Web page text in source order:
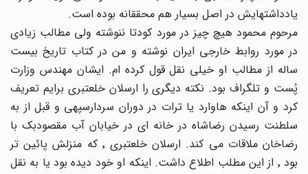
یادداشتهایش در اصل بسیار هم محققانه بوده است.
مرحوم محمود هیچ چیز در مورد کودتا ننوشته ولی مطالب زیادی
در مورد روابط خارجی ایران نوشته و من در کتاب تاریخ بیست
ساله از مطالب او خیلی نقل قول کرده ام. ایشان مهندس وزارت
پُست و تلگراف بود. نکته دیگری را ارسلان خلعتبری برایم تعریف
کرد و آن اینکه هاوارد یا ترات در دوران سردارسپهی و قبل از به
سلطنت رسیدن رضاشاه در خانه ای در خیابان آب مقصودبک با
رضاخان ملاقات می کند. ارسلان خلعتبری ٬ که منزلش پائین تر
بود ٬ از این مطلب اطلاع داشت. اینکه او خود دیده بود یا به نقل